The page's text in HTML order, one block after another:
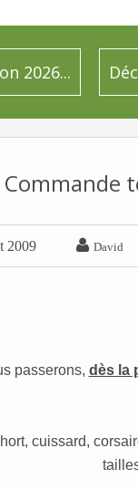
2026...
Commande
2009  David
passerons, dès la
cuissard,